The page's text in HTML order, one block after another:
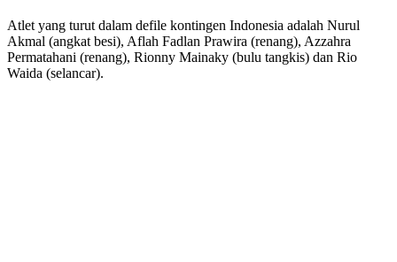
Atlet yang turut dalam defile kontingen Indonesia adalah Nurul
Akmal (angkat besi), Aflah Fadlan Prawira (renang), Azzahra
Permatahani (renang), Rionny Mainaky (bulu tangkis) dan Rio
Waida (selancar).